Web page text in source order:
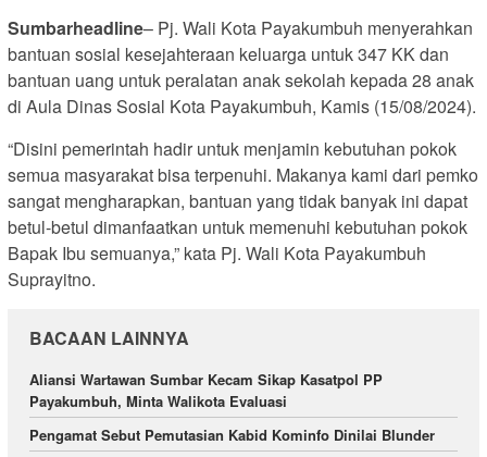
Sumbarheadline– Pj. Wali Kota Payakumbuh menyerahkan
bantuan sosial kesejahteraan keluarga untuk 347 KK dan
bantuan uang untuk peralatan anak sekolah kepada 28 anak
di Aula Dinas Sosial Kota Payakumbuh, Kamis (15/08/2024).
“Disini pemerintah hadir untuk menjamin kebutuhan pokok
semua masyarakat bisa terpenuhi. Makanya kami dari pemko
sangat mengharapkan, bantuan yang tidak banyak ini dapat
betul-betul dimanfaatkan untuk memenuhi kebutuhan pokok
Bapak Ibu semuanya,” kata Pj. Wali Kota Payakumbuh
Suprayitno.
BACAAN LAINNYA
Aliansi Wartawan Sumbar Kecam Sikap Kasatpol PP
Payakumbuh, Minta Walikota Evaluasi
Pengamat Sebut Pemutasian Kabid Kominfo Dinilai Blunder